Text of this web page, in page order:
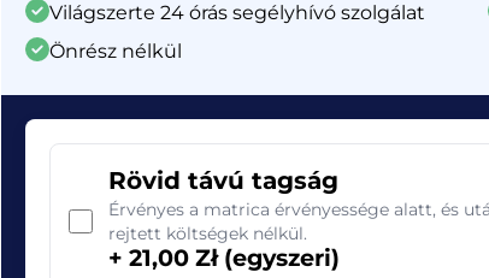
Világszerte 24 órás segélyhívó szolgálat
Önrész nélkül
Rövid távú tagság
Érvényes a matrica érvényessége alatt, és
rejtett költségek nélkül.
+ 21,00 Zł (egyszeri)